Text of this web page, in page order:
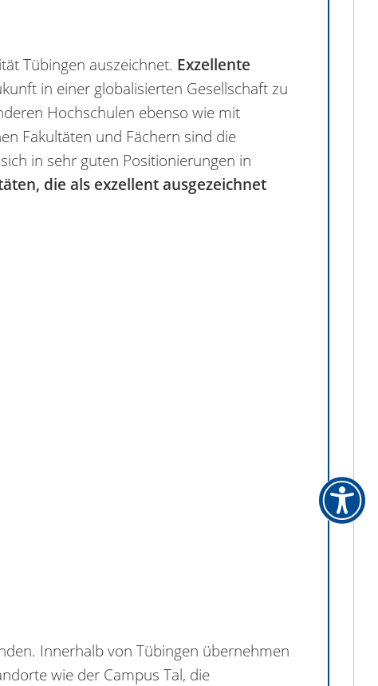
Tübingen auszeichnet. Exzellente
in einer globalisierten Gesellschaft zu
Hochschulen ebenso wie mit
Fakultäten und Fächern sind die
in sehr guten Positionierungen in
die als exzellent ausgezeichnet
Innerhalb von Tübingen übernehmen
wie der Campus Tal, die